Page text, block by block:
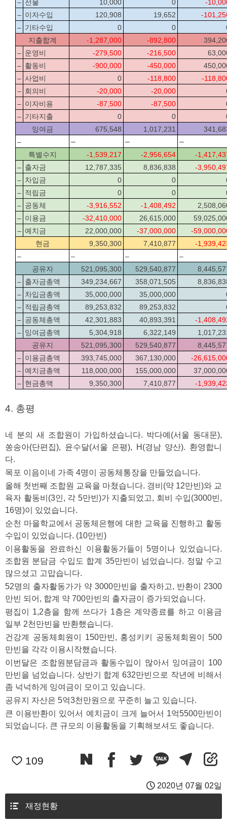
– 선물 10,000 0
-
– 이자수입 120,908 19,652
-
– 기타수입 0 0
지출합계
-1,287,000 -892,800
– 운영비 -279,500 -216,500
– 활동비 -900,000 -450,000
– 사업비 0 -118,800
-
– 회의비 -20,000 -20,000
– 이자비용 -87,500 -87,500
– 기타지출 0 0
잉여금
675,548 1,017,231
–
– – –
특별수지 -1,539,217 -2,956,654
-
– 출자금 12,787,335 8,836,838
-
– 차입금 0 0
– 적립금 0 0
– 공동체 -3,916,552 -1,408,492
– 이용금 -32,410,000 26,615,000
– 예치금 22,000,000 -37,000,000
-
현금
9,350,300 7,410,877
-
–
– –
–
공유자
521,095,300 529,540,877
– 출자금총액 349,234,667 358,071,505
– 차입금총액 35,000,000 35,000,000
– 적립금총액 89,253,832 89,253,832
– 공동체총액 42,301,883 40,893,391
-
– 잉여금총액 5,304,918 6,322,149
공유지
521,095,300 529,540,877
– 이용금총액 393,745,000 367,130,000
-
– 예치금총액 118,000,000 155,000,000
– 현금총액 9,350,300 7,410,877 -
4. 총평
네 분의 새 조합원이 가입하셨습니다. 박다예(서울 동대문),
쏭송아(단편집), 윤수달(서울 은평), H(경남 양산). 환영합니
다.
목포 이음이네 가족 4명이 공동체통장을 만들었습니다.
올해 첫번째 조합원 교육을 마쳤습니다. 경비(약 12만빈)와 교
육자 활동비(3인, 각 5만빈)가 지출되었고, 회비 수입(3000빈,
16명)이 있었습니다.
순천 마을학교에서 공동체은행에 대한 교육을 진행하고 활동
수입이 있었습니다. (10만빈)
이용활동을 완료하신 이용활동가들이 5명이나 있었습니다.
조합원 분담금 수입도 합계 35만빈이 넘었습니다. 정말 수고
많으셨고 고맙습니다.
52명의 출자활동가가 약 3000만빈을 출자하고, 반환이 2300
만빈 되어, 합계 약 700만빈의 출자금이 증가되었습니다.
평집이 1,2층을 함께 쓰다가 1층은 계약종료를 하고 이용금
일부 2천만빈을 반환했습니다.
건강계 공동체회원이 150만빈, 홍성키키 공동체회원이 500
만빈을 각각 이용시작했습니다.
이번달은 조합원분담금과 활동수입이 많아서 잉여금이 100
만빈을 넘었습니다. 상반기 합계 632만빈으로 작년에 비해서
좀 넉넉하게 잉여금이 모이고 있습니다.
공유지 자산은 5억3천만원으로 꾸준히 늘고 있습니다.
큰 이용반환이 있어서 예치금이 크게 늘어서 1억5500만빈이
되었습니다. 큰 규모의 이용활동을 기획해보셔도 좋습니다.
109
2020년 07월 02일
재정현황